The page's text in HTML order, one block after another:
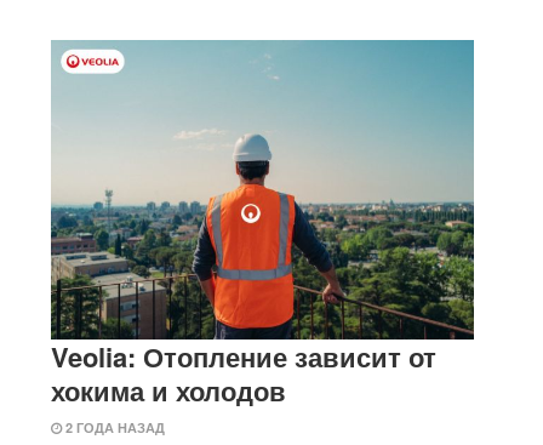
Veolia: Отопление зависит от
хокима и холодов
2 ГОДА НАЗАД